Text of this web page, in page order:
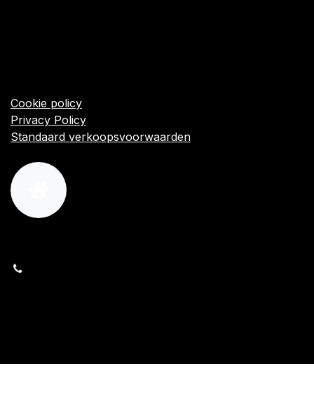
Cookie policy
Privacy Policy
Standaard verkoopsvoorwaarden